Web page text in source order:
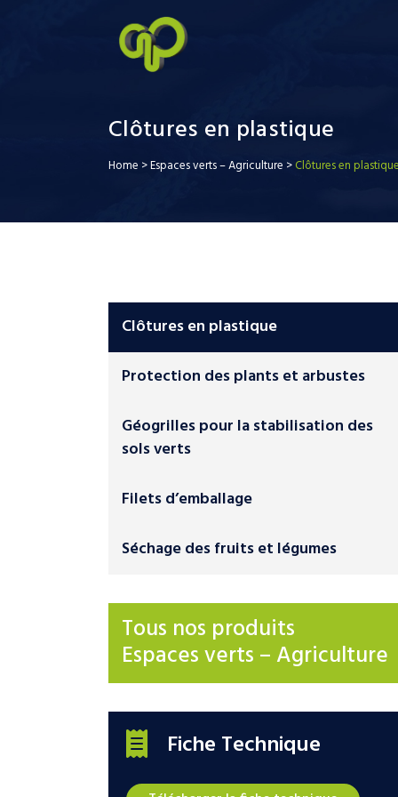
Clôtures en plastique
Home >Espaces verts – Agriculture >Clôtures en plastique
Clôtures en plastique
Protection des plants et arbustes
Géogrilles pour la stabilisation des
sols verts
Filets d’emballage
Séchage des fruits et légumes
Tous nos produits
Espaces verts – Agriculture
Fiche Technique